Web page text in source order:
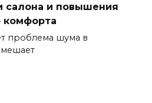
салона и повышения
комфорта
проблема шума в
мешает